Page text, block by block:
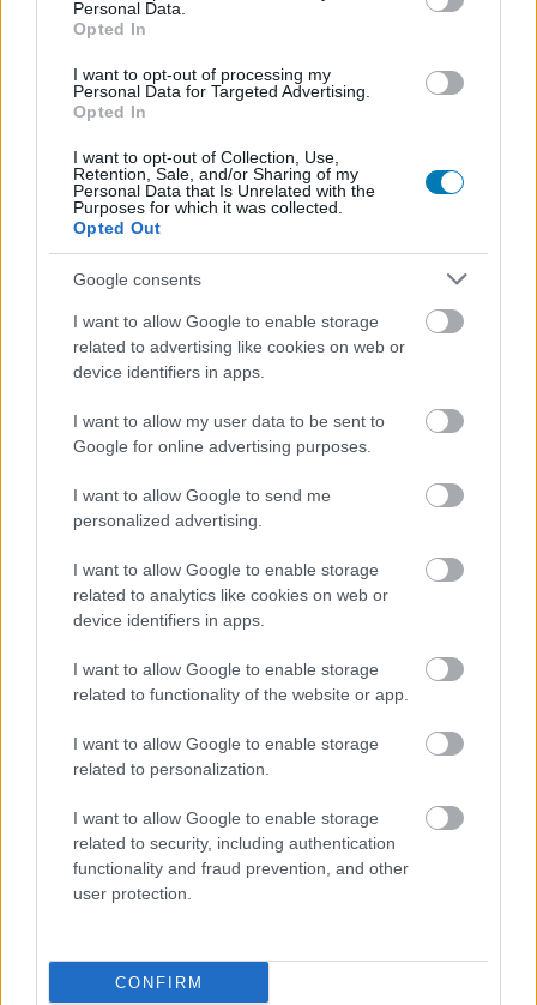
Personal Data.
Opted In
I want to opt-out of processing my
Personal Data for Targeted Advertising.
Opted In
I want to opt-out of Collection, Use,
Retention, Sale, and/or Sharing of my
Personal Data that Is Unrelated with the
Purposes for which it was collected.
Opted Out
Google consents
I want to allow Google to enable storage
related to advertising like cookies on web or
device identifiers in apps.
I want to allow my user data to be sent to
Google for online advertising purposes.
I want to allow Google to send me
personalized advertising.
I want to allow Google to enable storage
related to analytics like cookies on web or
device identifiers in apps.
I want to allow Google to enable storage
related to functionality of the website or app.
I want to allow Google to enable storage
related to personalization.
I want to allow Google to enable storage
related to security, including authentication
functionality and fraud prevention, and other
user protection.
CONFIRM
Rengeteg ingyen játékkal kezdi
2025-öt a Prime Gaming
Hunter_GS 2025 január 10. 13:53
Az Amazon előfizetéséért cserébe 16 játékot
zsebelhetünk be januárban.
Unmute Loaded:
21.86%
A Prime Gaming egyike azoknak a szolgáltatásoknak,
melyek megpróbálnak havidíjat kicsikarni belőlünk
kedvenc hobbink űzésének kedvéért. A jó hír, hogy a
kapunk, örökre megtarthatjuk.
Ennek fényében nem csodálkoznánk, ha kiderülne, hogy
közületek sokatok előfizettek a Twitch Prime-ot és
egyéb apróságokat is biztosító csomagra. Ha ez a
járó ajándék játékáradatot.
Ebben a hónapban 16 címet lehet bezsebelni a
következő időpontok után, a megadott platformokon
keresztül.
Elérhető most
The Bridge [Epic Games Store]